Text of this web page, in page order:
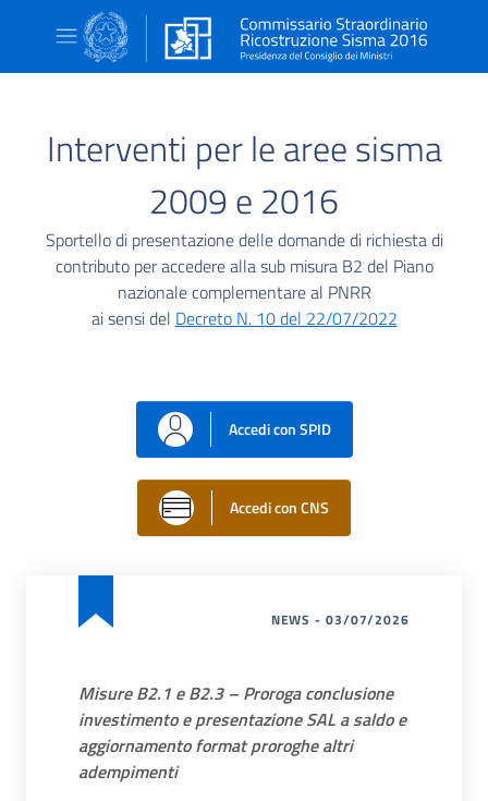
Interventi per le aree sisma
2009 e 2016
Sportello di presentazione delle domande di richiesta di
contributo per accedere alla sub misura B2 del Piano
nazionale complementare al PNRR
ai sensi del Decreto N. 10 del 22/07/2022
Accedi con SPID
Accedi con CNS
NEWS - 03/07/2026
Misure B2.1 e B2.3 – Proroga conclusione
investimento e presentazione SAL a saldo e
aggiornamento format proroghe altri
adempimenti